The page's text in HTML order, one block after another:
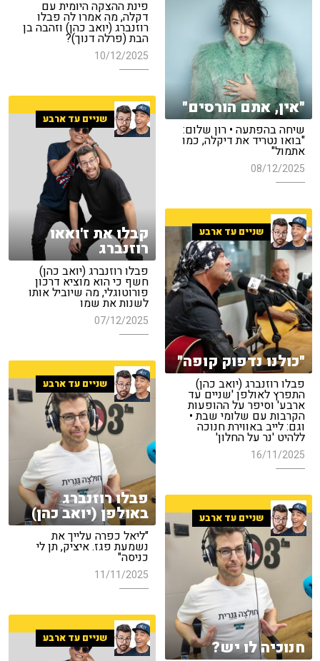
פינת ההצקה היומית עם
דקלה, מה אמרו לה פבלו
רוזנברג (יואב כהן) וזהבה בן
הבת (פרלה דנוך)?
10/12/2025
"אין, אתם הורסים"
שיחה בהפתעה • רון שלום:
"בואו נטריד את דיקלה, כמו
אתמול"
08/12/2025
שניים עד ארבע
קבלו את ז'ואאו
רוזנברג
פבלו רוזנברג (יואב כהן)
חשף כי הוא מוציא דרכון
פורוטוגלי, מה שיוביל אותו
לשנות את שמו
07/12/2025
שניים עד ארבע
"כולנו נדפוק קופה"
פבלו רוזנברג (יואב כהן)
התפרץ לאולפן 'שניים עד
ארבע' וסיפר על ההופעות
הקרבות עם שלומי שבת •
וגם: לייב באווירת חנוכה
ללהיט 'נר על החלון'
16/11/2025
שניים עד ארבע
פבלו רוזנברג
באולפן (יואב כהן)
"ליאל כפרה עלייך את
נשמעת פגז. איציק, תן לי
כניסה"
11/11/2025
שניים עד ארבע
חנוכיה לו יש? שניים עד ארבע